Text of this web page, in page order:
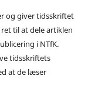
og giver tidsskriftet
til at dele artiklen
i NTfK.
tidsskriftets
at de læser